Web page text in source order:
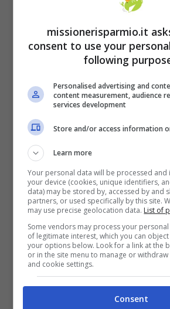
casa gestito da Consap, la
pubblica dei servizi
cui si richieda un
100% del valore dell’immobile
garanzia. Quando la richiesta
agevolazione passa dalla
Consap, è probabile che il
venga concesso dopo
missionerisparmio.it
consent to use your
following
Personalised advertising and
content measurement, audience
services development
Store and/or access information
Learn more
Your personal data will be processed
your device (cookies, unique identifiers,
data) may be stored by, accessed by and
partners, or used specifically by this site.
may use precise geolocation data. List of
Some vendors may process your
of legitimate interest, which you can
your options below. Look for a link at the
or in the site menu to manage or
and cookie settings.
Consent